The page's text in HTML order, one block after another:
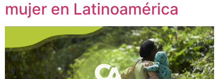
mujer en Latinoamérica